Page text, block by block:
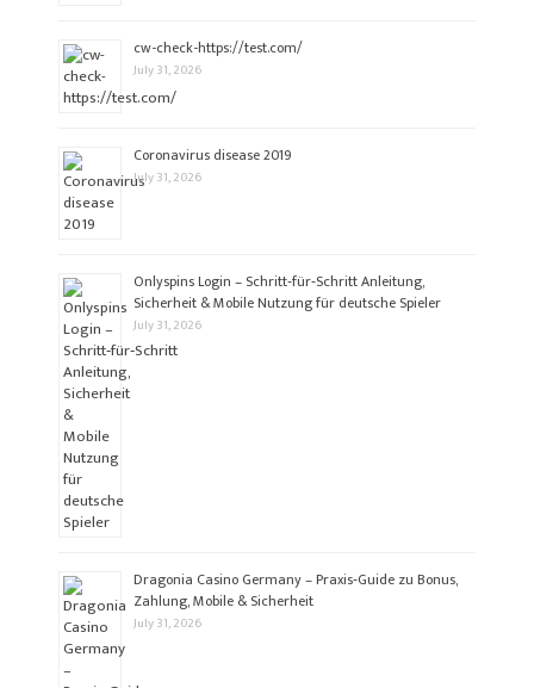
cw-check-https://test.com/
July 31, 2026
Coronavirus disease 2019
July 31, 2026
Onlyspins Login – Schritt‑für‑Schritt Anleitung,
Sicherheit & Mobile Nutzung für deutsche Spieler
July 31, 2026
Dragonia Casino Germany – Praxis‑Guide zu Bonus,
Zahlung, Mobile & Sicherheit
July 31, 2026